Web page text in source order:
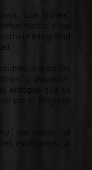
“Los clones”
y las
la integridad
una de las
y payaso?”
enfoque que se
por el lenguaje
, no existe tal
escenarios”, al